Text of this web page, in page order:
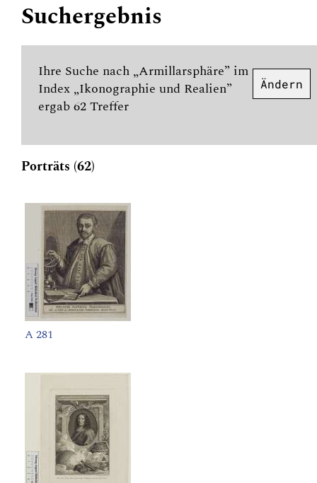
Suchergebnis
Ihre Suche nach „Armillarsphäre” im
Index „Ikonographie und Realien”
ergab 62 Treffer
Ändern
Porträts (62)
A 281